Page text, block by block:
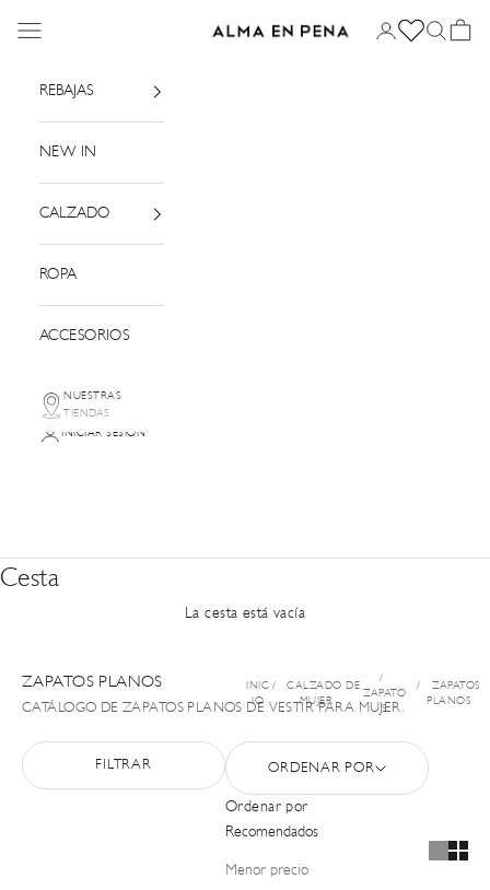
Alma en Pena
Menú Iniciar sesión
Buscar
Cesta
REBAJAS
NEW IN
CALZADO
ROPA
ACCESORIOS
NUESTRAS
TIENDAS
INICIAR SESIÓN
Cesta
La cesta está vacía
INIC
IO
CALZADO DE
MUJER
ZAPATO
S
ZAPATOS
PLANOS
ZAPATOS PLANOS
CATÁLOGO DE ZAPATOS PLANOS DE VESTIR PARA MUJER.
FILTRAR ORDENAR POR
Ordenar por
Recomendados
Menor precio